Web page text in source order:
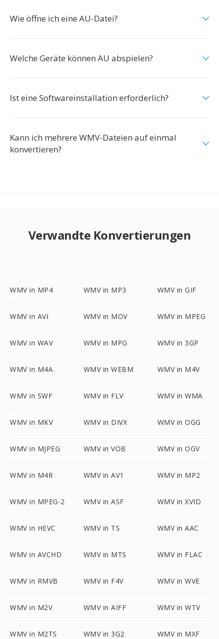
Wie öffne ich eine AU-Datei?
Welche Geräte können AU abspielen?
Ist eine Softwareinstallation erforderlich?
Kann ich mehrere WMV-Dateien auf einmal
konvertieren?
Verwandte Konvertierungen
WMV in MP4 WMV in MP3 WMV in GIF
WMV in AVI WMV in MOV WMV in MPEG
WMV in WAV WMV in MPG WMV in 3GP
WMV in M4A WMV in WEBM WMV in M4V
WMV in SWF WMV in FLV WMV in WMA
WMV in MKV WMV in DIVX WMV in OGG
WMV in MJPEG WMV in VOB WMV in OGV
WMV in M4R WMV in AV1 WMV in MP2
WMV in MPEG-2 WMV in ASF WMV in XVID
WMV in HEVC WMV in TS WMV in AAC
WMV in AVCHD WMV in MTS WMV in FLAC
WMV in RMVB WMV in F4V WMV in WVE
WMV in M2V WMV in AIFF WMV in WTV
WMV in M2TS WMV in 3G2 WMV in MXF